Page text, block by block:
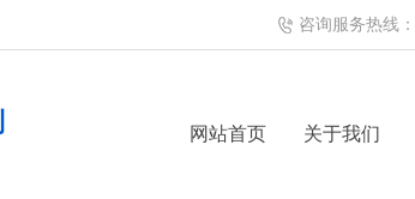
咨询服务热线：
网站首页 关于我们